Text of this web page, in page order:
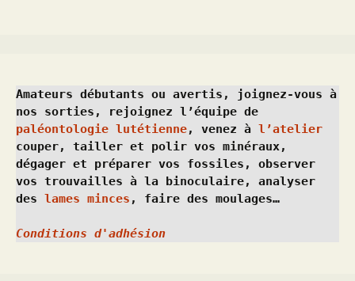
Amateurs débutants ou avertis, joignez-vous à
paléontologie lutétienne, venez à l’atelier
couper, tailler et polir vos minéraux,
dégager et préparer vos fossiles, observer
vos trouvailles à la binoculaire, analyser
des lames minces , faire des moulages…
Conditions d'adhésion